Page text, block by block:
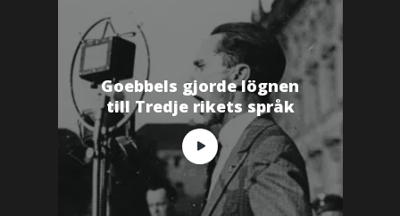
Goebbels gjorde lögnen
till Tredje rikets språk